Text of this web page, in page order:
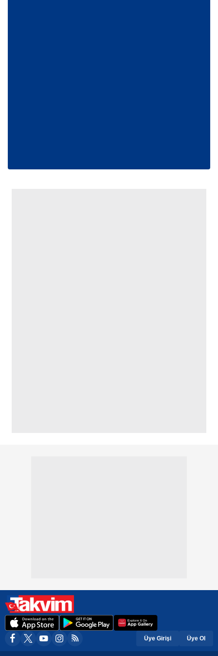
Üye Girişi Üye Ol